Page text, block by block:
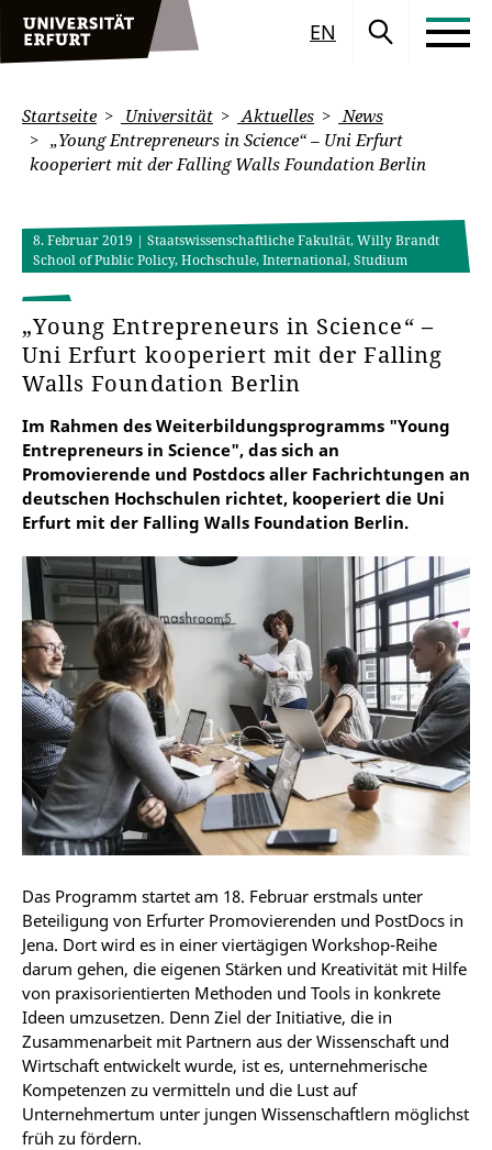
EN
Startseite Universität Aktuelles
News
„Young Entrepreneurs in Science“ – Uni Erfurt
kooperiert mit der Falling Walls Foundation Berlin
8. Februar 2019 | Staatswissenschaftliche Fakultät, Willy Brandt
School of Public Policy, Hochschule, International, Studium
„Young Entrepreneurs in Science“ –
Uni Erfurt kooperiert mit der Falling
Walls Foundation Berlin
Im Rahmen des Weiterbildungsprogramms "Young
Entrepreneurs in Science", das sich an
Promovierende und Postdocs aller Fachrichtungen an
deutschen Hochschulen richtet, kooperiert die Uni
Erfurt mit der Falling Walls Foundation Berlin.
Das Programm startet am 18. Februar erstmals unter
Beteiligung von Erfurter Promovierenden und PostDocs in
Jena. Dort wird es in einer viertägigen Workshop-Reihe
darum gehen, die eigenen Stärken und Kreativität mit Hilfe
von praxisorientierten Methoden und Tools in konkrete
Ideen umzusetzen. Denn Ziel der Initiative, die in
Zusammenarbeit mit Partnern aus der Wissenschaft und
Wirtschaft entwickelt wurde, ist es, unternehmerische
Kompetenzen zu vermitteln und die Lust auf
Unternehmertum unter jungen Wissenschaftlern möglichst
früh zu fördern.